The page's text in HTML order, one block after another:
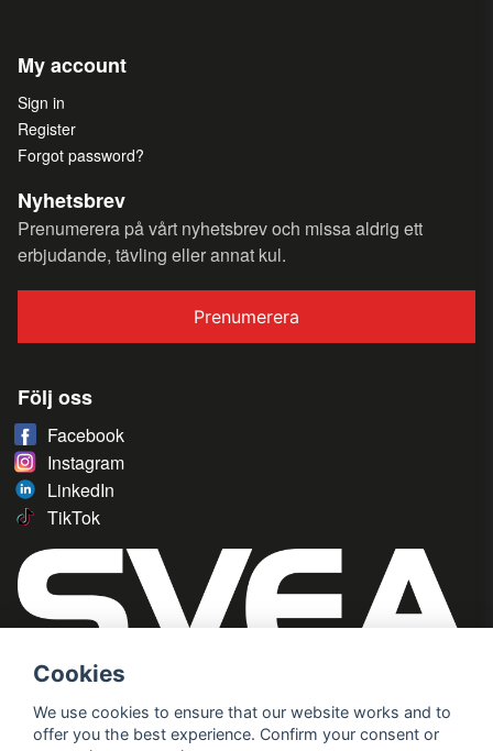
My account
Sign in
Register
Forgot password?
Nyhetsbrev
Prenumerera på vårt nyhetsbrev och missa aldrig ett
erbjudande, tävling eller annat kul.
Prenumerera
Följ oss
Facebook
Instagram
LinkedIn
TikTok
Cookies
We use cookies to ensure that our website works and to
offer you the best experience. Confirm your consent or